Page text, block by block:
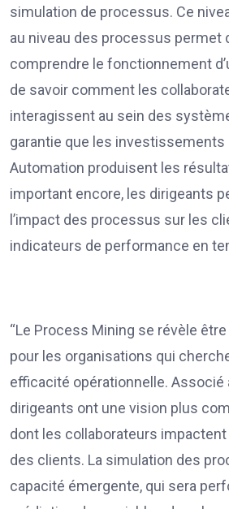
simulation de processus. Ce
au niveau des processus permet
comprendre le fonctionnement
de savoir comment les
interagissent au sein des
garantie que les
Automation produisent les
important encore, les dirigeants
l’impact des processus sur les
indicateurs de performance en
“Le Process Mining se révèle
pour les organisations qui
efficacité opérationnelle. Associé
dirigeants ont une vision plus
dont les collaborateurs
des clients. La simulation des
capacité émergente, qui sera